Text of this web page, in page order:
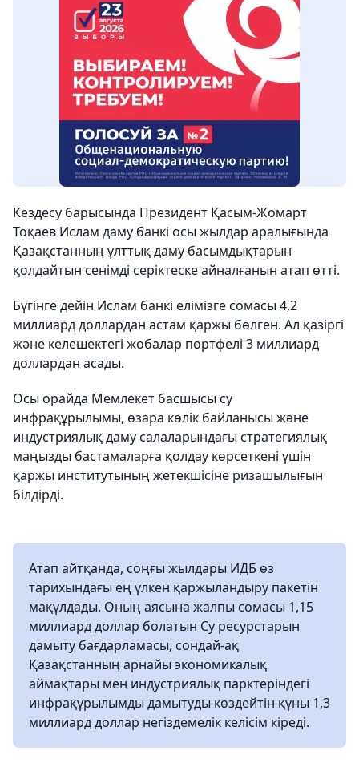
Кездесу барысында Президент Қасым-Жомарт
Тоқаев Ислам даму банкі осы жылдар аралығында
Қазақстанның ұлттық даму басымдықтарын
қолдайтын сенімді серіктеске айналғанын атап өтті.
Бүгінге дейін Ислам банкі елімізге сомасы 4,2
миллиард доллардан астам қаржы бөлген. Ал қазіргі
және келешектегі жобалар портфелі 3 миллиард
доллардан асады.
Осы орайда Мемлекет басшысы су
инфрақұрылымы, өзара көлік байланысы және
индустриялық даму салаларындағы стратегиялық
маңызды бастамаларға қолдау көрсеткені үшін
қаржы институтының жетекшісіне ризашылығын
білдірді.
Атап айтқанда, соңғы жылдары ИДБ өз
тарихындағы ең үлкен қаржыландыру пакетін
мақұлдады. Оның аясына жалпы сомасы 1,15
миллиард доллар болатын Су ресурстарын
дамыту бағдарламасы, сондай-ақ
Қазақстанның арнайы экономикалық
аймақтары мен индустриялық парктеріндегі
инфрақұрылымды дамытуды көздейтін құны 1,3
миллиард доллар негіздемелік келісім кіреді.